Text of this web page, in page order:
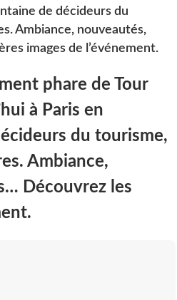
de décideurs du
Ambiance, nouveautés,
images de l’événement.
phare de Tour
à Paris en
du tourisme,
Ambiance,
Découvrez les